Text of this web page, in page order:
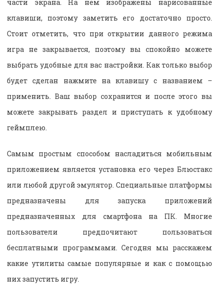
части экрана. На нем изображены нарисованные
клавиши, поэтому заметить его достаточно просто.
Стоит отметить, что при открытии данного режима
игра не закрывается, поэтому вы спокойно можете
выбрать удобные для вас настройки. Как только выбор
будет сделан нажмите на клавишу с названием –
применить. Ваш выбор сохранится и после этого вы
можете закрывать раздел и приступать к удобному
геймплею.
Самым простым способом насладиться мобильным
приложением является установка его через Блюстакс
или любой другой эмулятор. Специальные платформы
предназначены для запуска приложений
предназначенных для смартфона на ПК. Многие
пользователи предпочитают пользоваться
бесплатными программами. Сегодня мы расскажем
какие утилиты самые популярные и как с помощью
них запустить игру.